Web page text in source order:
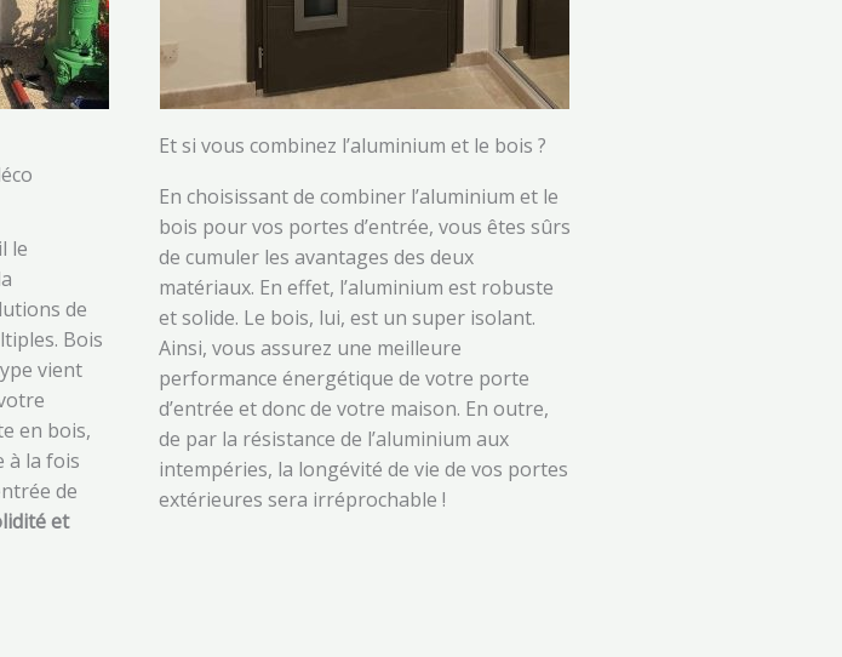
le
de
Bois
vient
en bois,
à la fois
de
et
Et si vous combinez l’aluminium et le bois ?
En choisissant de combiner l’aluminium et le
bois pour vos portes d’entrée, vous êtes sûrs
de cumuler les avantages des deux
matériaux. En effet, l’aluminium est robuste
et solide. Le bois, lui, est un super isolant.
Ainsi, vous assurez une meilleure
performance énergétique de votre porte
d’entrée et donc de votre maison. En outre,
de par la résistance de l’aluminium aux
intempéries, la longévité de vie de vos portes
extérieures sera irréprochable !